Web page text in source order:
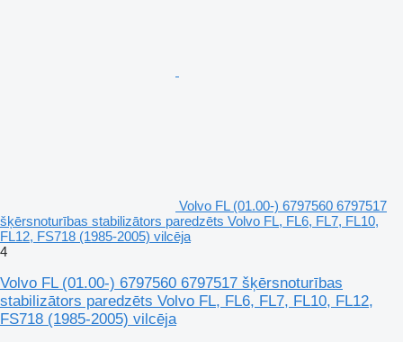
Volvo FL (01.00-) 6797560 6797517
šķērsnoturības stabilizātors paredzēts Volvo FL, FL6, FL7, FL10,
FL12, FS718 (1985-2005) vilcēja
4
Volvo FL (01.00-) 6797560 6797517 šķērsnoturības
stabilizātors paredzēts Volvo FL, FL6, FL7, FL10, FL12,
FS718 (1985-2005) vilcēja